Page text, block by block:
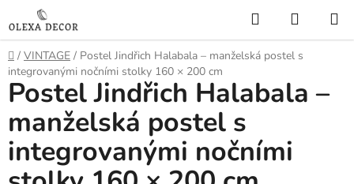
na
obsah
Hledat
KOŠÍK
Domů
/ VINTAGE / Postel Jindřich Halabala – manželská postel s
integrovanými nočními stolky 160 × 200 cm
Postel Jindřich Halabala –
manželská postel s
integrovanými nočními